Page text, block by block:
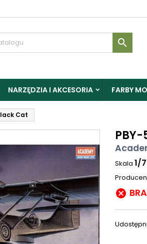

NARZĘDZIA I AKCESORIA FARBY
Cat
Skala 1/
